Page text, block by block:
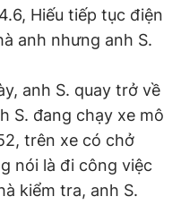
Hiếu tiếp tục điện
anh nhưng anh S.
anh S. quay trở về
S. đang chạy xe mô
trên xe có chở
nói là đi công việc
kiểm tra, anh S.